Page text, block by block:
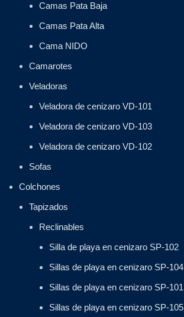
Camas Pata Baja
Camas Pata Alta
Cama NIDO
Camarotes
Veladoras
Veladora de cenizaro VD-101
Veladora de cenizaro VD-103
Veladora de cenizaro VD-102
Sofas
Colchones
Tapizados
Reclinables
Silla de playa en cenizaro SP-102
Sillas de playa en cenizaro SP-104
Sillas de playa en cenizaro SP-101
Sillas de playa en cenizaro SP-105